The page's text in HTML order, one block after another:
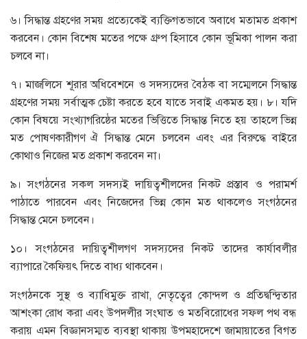
৬। সিদ্ধান্ত গ্রহণের সময় প্রত্যেকেই ব্যক্তিগতভাবে অবাধে মতামত প্রকাশ
করবেন। কোন বিশেষ মতের পক্ষে গ্রুপ হিসাবে কোন ভূমিকা পালন করা
চলবে না।
৭। মাজলিসে শূরার অধিবেশনে ও সদস্যদের বৈঠক বা সম্মেলনে সিদ্ধান্ত
গ্রহণের সময় সর্বাত্মক চেষ্টা করতে হবে যাতে সবাই একমত হয়। ৮। যদি
কোন বিষয়ে সংখ্যাগরিষ্ঠের মতের ভিত্তিতে সিদ্ধান্ত নিতে হয় তাহলে ভিন্ন
মত পোষণকারীগণ ঐ সিদ্ধান্ত মেনে চলবেন এবং এর বিরুদ্ধে বাইরে
কোথাও নিজের মত প্রকাশ করবেন না।
৯। সংগঠনের সকল সদস্যই দায়িত্বশীলদের নিকট প্রস্তাব ও পরামর্শ
পাঠাতে পারবেন এবং নিজেদের ভিন্ন কোন মত থাকলেও সংগঠনের
সিদ্ধান্ত মেনে চলবেন।
১০। সংগঠনের দায়িত্বশীলগণ সদস্যদের নিকট তাদের কার্যাবলীর
ব্যাপারে কৈফিয়ৎ দিতে বাধ্য থাকবেন।
সংগঠনকে সুস্থ ও ব্যাধিমুক্ত রাখা, নেতৃত্বের কোন্দল ও প্রতিদ্বন্দ্বিতার
আশংকা রোধ করা এবং উপদলীর সংঘাত ও মতবিরোধের সফল পথ বন্ধ
করায় এমন বিজ্ঞানসম্মত ব্যবস্থা থাকায় উপমহাদেশে জামায়াতের বিগত